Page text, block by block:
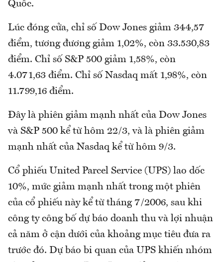
Quốc.
Lúc đóng cửa, chỉ số Dow Jones giảm 344,57
điểm, tương đương giảm 1,02%, còn 33.530,83
điểm. Chỉ số S&P 500 giảm 1,58%, còn
4.071,63 điểm. Chỉ số Nasdaq mất 1,98%, còn
11.799,16 điểm.
Đây là phiên giảm mạnh nhất của Dow Jones
và S&P 500 kể từ hôm 22/3, và là phiên giảm
mạnh nhất của Nasdaq kể từ hôm 9/3.
Cổ phiếu United Parcel Service (UPS) lao dốc
10%, mức giảm mạnh nhất trong một phiên
của cổ phiếu này kể từ tháng 7/2006, sau khi
công ty công bố dự báo doanh thu và lợi nhuận
cả năm ở cận dưới của khoảng mục tiêu đưa ra
trước đó. Dự báo bi quan của UPS khiến nhóm